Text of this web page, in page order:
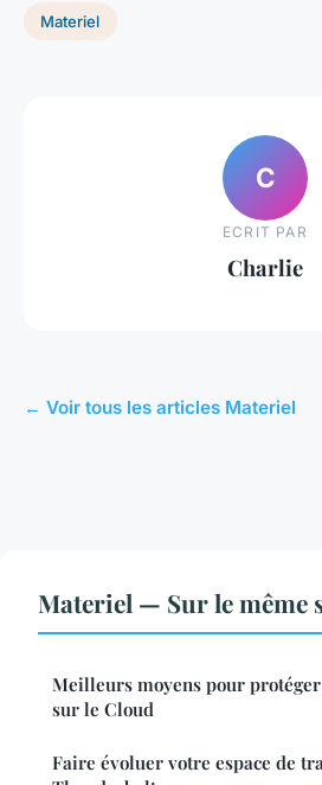
Materiel
C
ECRIT PAR
Charlie
← Voir tous les articles Materiel
Materiel — Sur le même
Meilleurs moyens pour
sur le Cloud
Faire évoluer votre espace de